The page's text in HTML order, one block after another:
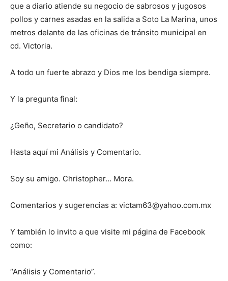
que a diario atiende su negocio de sabrosos y jugosos
pollos y carnes asadas en la salida a Soto La Marina, unos
metros delante de las oficinas de tránsito municipal en
cd. Victoria.
A todo un fuerte abrazo y Dios me los bendiga siempre.
Y la pregunta final:
¿Geño, Secretario o candidato?
Hasta aquí mi Análisis y Comentario.
Soy su amigo. Christopher… Mora.
Comentarios y sugerencias a: victam63@yahoo.com.mx
Y también lo invito a que visite mi página de Facebook
como:
“Análisis y Comentario”.